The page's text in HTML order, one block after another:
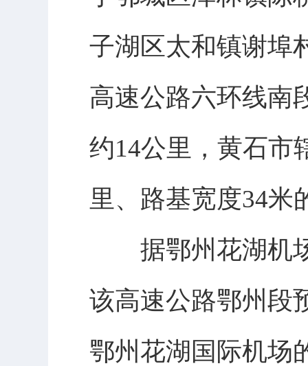
子湖区太和镇谢埠
高速公路六环线南
约14公里，黄石市
里、路基宽度34米
据鄂州花湖机场
该高速公路鄂州段
鄂州花湖国际机场